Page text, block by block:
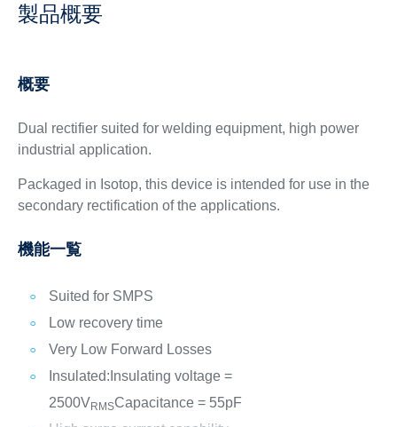
製品概要
概要
Dual rectifier suited for welding equipment, high power
industrial application.
Packaged in Isotop, this device is intended for use in the
secondary rectification of the applications.
機能一覧
Suited for SMPS
Low recovery time
Very Low Forward Losses
Insulated: Insulating voltage =
2500VRMSCapacitance = 55pF